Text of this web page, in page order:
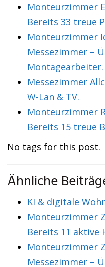
Monteurzimmer
Bereits 33 treue
Monteurzimmer
Messezimmer –
Montagearbeiter.
Messezimmer
W-Lan & TV.
Monteurzimmer
Bereits 15 treue
No tags for this post.
Ähnliche
KI & digitale
Monteurzimmer
Bereits 11 aktive
Monteurzimmer
Messezimmer –